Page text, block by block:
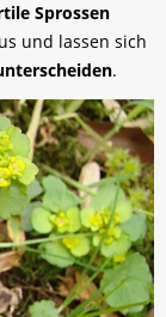
Sprossen
und lassen sich
.